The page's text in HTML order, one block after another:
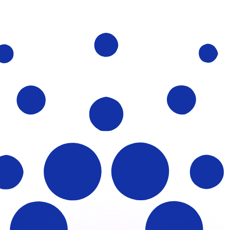
tasas de los competidores.
Esto solo tiene fines informativos. No recibirás esta